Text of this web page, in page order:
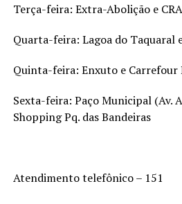
Terça-feira: Extra-Abolição e
Quarta-feira: Lagoa do Taquaral
Quinta-feira: Enxuto e Carrefour
Sexta-feira: Paço Municipal (Av.
Shopping Pq. das Bandeiras
Atendimento telefônico – 151